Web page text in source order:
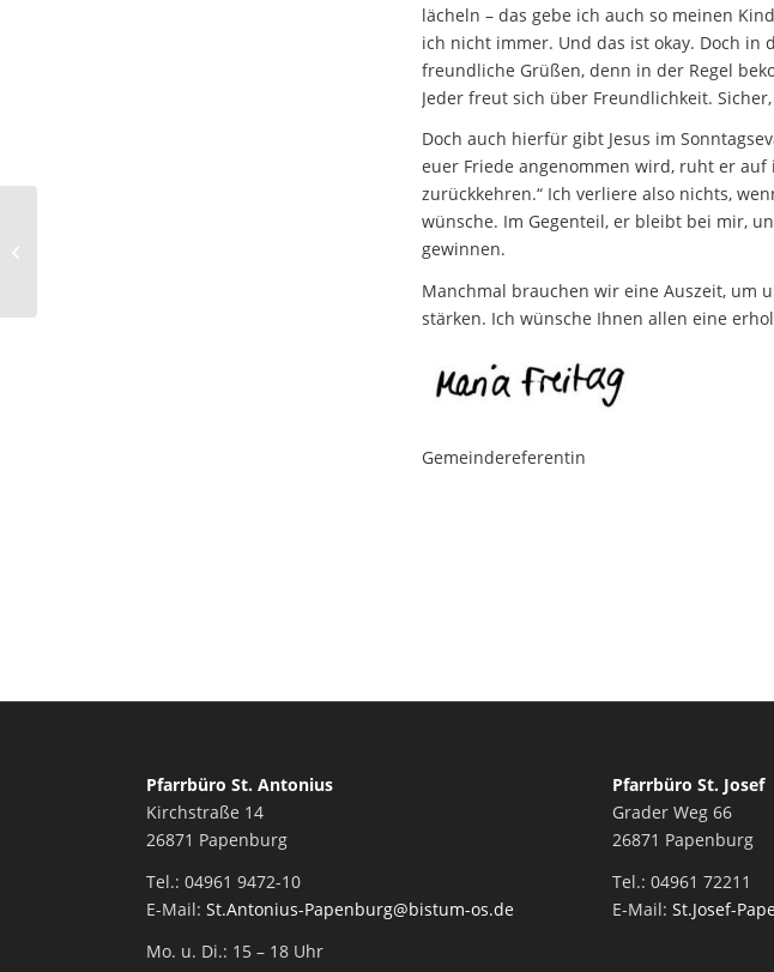
lächeln – das gebe ich auch so meinen
ich nicht immer. Und das ist okay. Doch in
freundliche Grüßen, denn in der Regel
Jeder freut sich über Freundlichkeit.
Doch auch hierfür gibt Jesus im
euer Friede angenommen wird, ruht er
zurückkehren.“ Ich verliere also nichts,
wünsche. Im Gegenteil, er bleibt bei mir,
gewinnen.
Manchmal brauchen wir eine Auszeit, um
stärken. Ich wünsche Ihnen allen eine
Gemeindereferentin
Pfarrbüro St. Antonius
Kirchstraße 14
26871 Papenburg
Tel.: 04961 9472-10
E-Mail: St.Antonius-Papenburg@bistum-os.de
Mo. u. Di.: 15 – 18 Uhr
Pfarrbüro St. Josef
Grader Weg 66
26871 Papenburg
Tel.: 04961 72211
E-Mail: St.Josef-